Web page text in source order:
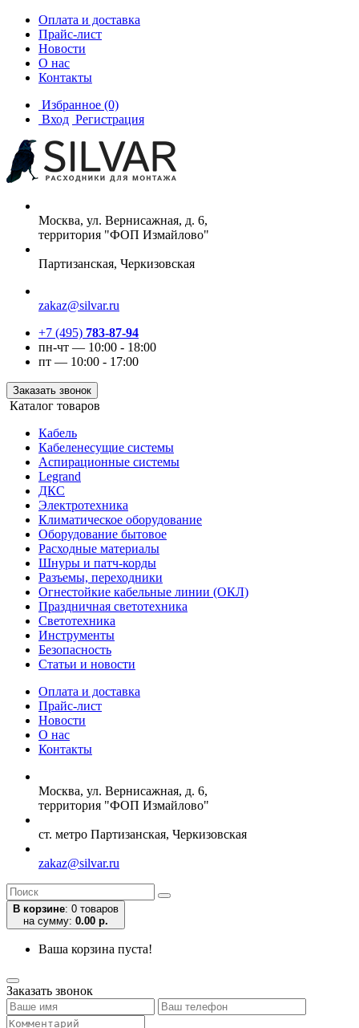
Оплата и доставка
Прайс-лист
Новости
О нас
Контакты
Избранное (0)
Вход Регистрация
Москва, ул. Вернисажная, д. 6,
территория "ФОП Измайлово"
Партизанская, Черкизовская
zakaz@silvar.ru
+7 (495) 783-87-94
пн-чт — 10:00 - 18:00
пт — 10:00 - 17:00
Заказать звонок
Каталог товаров
Кабель
Кабеленесущие системы
Аспирационные системы
Legrand
ДКС
Электротехника
Климатическое оборудование
Оборудование бытовое
Расходные материалы
Шнуры и патч-корды
Разъемы, переходники
Огнестойкие кабельные линии (ОКЛ)
Праздничная светотехника
Светотехника
Инструменты
Безопасность
Статьи и новости
Оплата и доставка
Прайс-лист
Новости
О нас
Контакты
Москва, ул. Вернисажная, д. 6,
территория "ФОП Измайлово"
ст. метро Партизанская, Черкизовская
zakaz@silvar.ru
В корзине: 0 товаров
на сумму: 0.00 р.
Ваша корзина пуста!
Заказать звонок